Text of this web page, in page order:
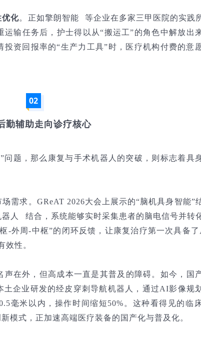
优化。正如擎朗智能
等企业在多家三甲医院的实践
输任务后，护士得以从“搬运工”的角色中解放出
资回报率的“生产力工具”时，医疗机构付费的意
02
勤辅助走向诊疗核心
题，那么康复与手术机器人的突破，则标志着具
需求。GReAT 2026大会上展示的“脑机具身智能”
人
结合，系统能够实时采集患者的脑电信号并转
-外周-中枢”的闭环反馈，让康复治疗第一次具备了
效性。
在外，但高成本一直是其普及的障碍。如今，国
企业研发的经皮穿刺导航机器人，通过AI影像规
毫米以内，操作时间缩短50%。这种看得见的临
模式，正加速高端医疗装备的国产化与普及化。